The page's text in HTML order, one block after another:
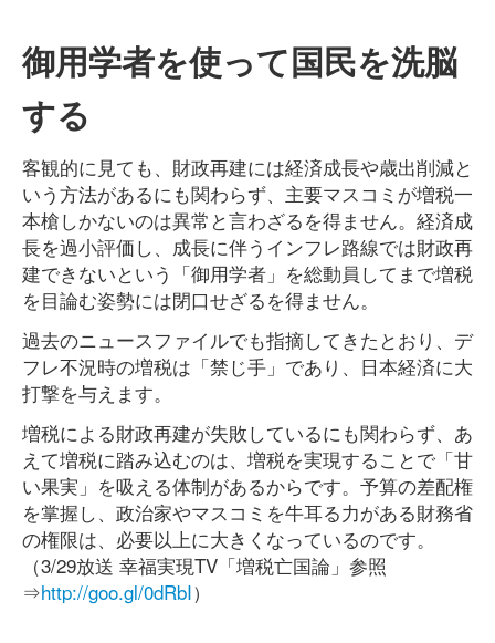
御用学者を使って国民を洗脳
する
客観的に見ても、財政再建には経済成長や歳出削減と
いう方法があるにも関わらず、主要マスコミが増税一
本槍しかないのは異常と言わざるを得ません。経済成
長を過小評価し、成長に伴うインフレ路線では財政再
建できないという「御用学者」を総動員してまで増税
を目論む姿勢には閉口せざるを得ません。
過去のニュースファイルでも指摘してきたとおり、デ
フレ不況時の増税は「禁じ手」であり、日本経済に大
打撃を与えます。
増税による財政再建が失敗しているにも関わらず、あ
えて増税に踏み込むのは、増税を実現することで「甘
い果実」を吸える体制があるからです。予算の差配権
を掌握し、政治家やマスコミを牛耳る力がある財務省
の権限は、必要以上に大きくなっているのです。
（3/29放送 幸福実現TV「増税亡国論」参照
⇒http://goo.gl/0dRbI）